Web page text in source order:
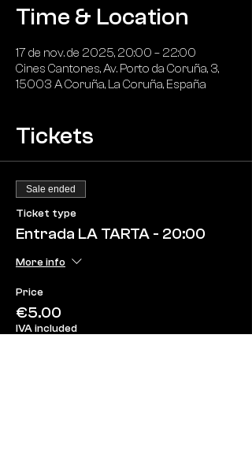
Time & Location
17 de nov. de 2025, 20:00 – 22:00
Cines Cantones, Av. Porto da Coruña, 3,
15003 A Coruña, La Coruña, España
Tickets
Sale ended
Ticket type
Entrada LA TARTA - 20:00
More info
Price
€5.00
IVA included